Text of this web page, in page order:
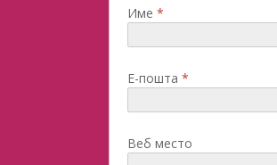
Име *
Е-пошта *
Веб место